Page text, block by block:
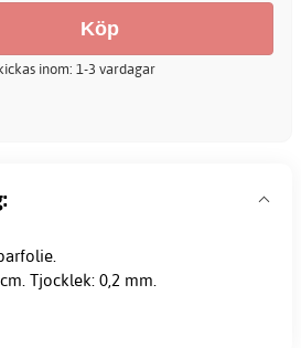
inom: 1-3 vardagar
Tjocklek: 0,2 mm.